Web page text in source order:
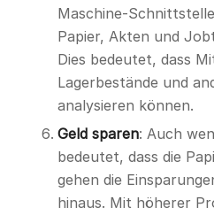
Maschine-
Papier, Akten und
Dies bedeutet, dass
Lagerbestände und
analysieren können.
Geld sparen: Auch
bedeutet, dass die
gehen die
hinaus. Mit höherer